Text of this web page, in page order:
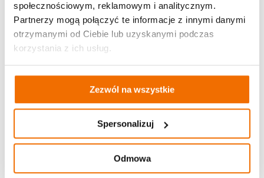
społecznościowym, reklamowym i analitycznym.
Partnerzy mogą połączyć te informacje z innymi danymi
otrzymanymi od Ciebie lub uzyskanymi podczas
korzystania z ich usług.
Zezwól na wszystkie
Spersonalizuj
Odmowa
edukacyjne w Pracowniach Orange"